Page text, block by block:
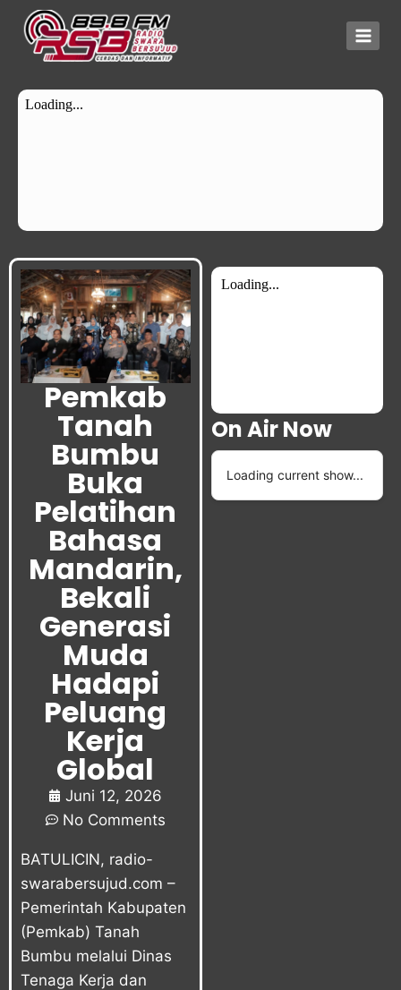
Pemkab
Tanah
Bumbu
Buka
Pelatihan
Bahasa
Mandarin,
Bekali
Generasi
Muda
Hadapi
Peluang
Kerja
Global
Juni 12, 2026
No Comments
BATULICIN, radio-
swarabersujud.com –
Pemerintah Kabupaten
(Pemkab) Tanah
Bumbu melalui Dinas
Tenaga Kerja dan
On Air Now
Loading current show...